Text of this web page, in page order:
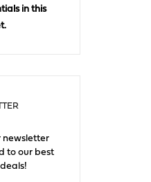
in this
newsletter
to our best